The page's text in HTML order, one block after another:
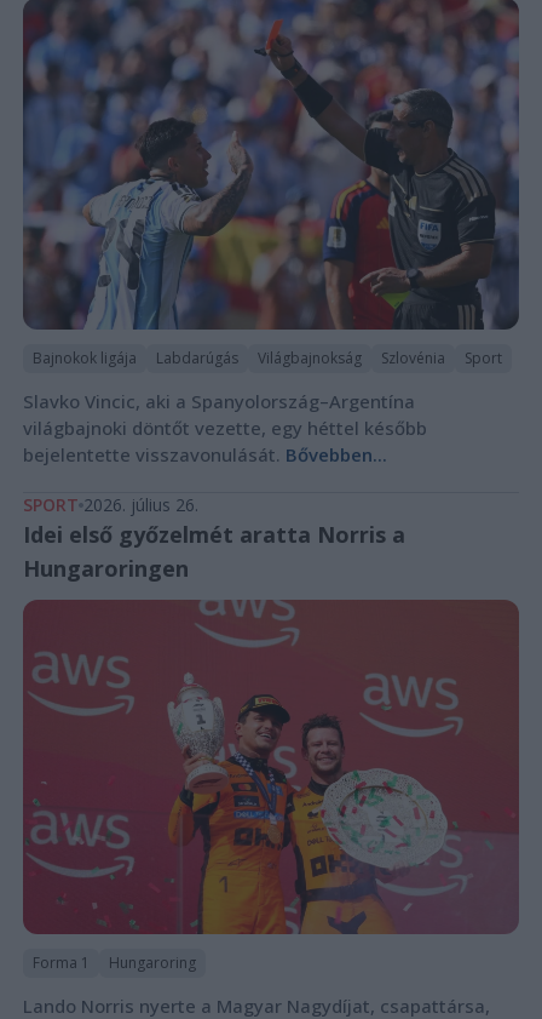
Bajnokok ligája Labdarúgás Világbajnokság Szlovénia Sport
Slavko Vincic, aki a Spanyolország–Argentína
világbajnoki döntőt vezette, egy héttel később
bejelentette visszavonulását. Bővebben...
SPORT 2026. július 26.
Idei első győzelmét aratta Norris a
Hungaroringen
Forma 1 Hungaroring
Lando Norris nyerte a Magyar Nagydíjat, csapattársa,